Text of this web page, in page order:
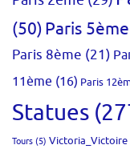
(50)Paris 5ème
Paris 8ème (21)
11ème (16) Paris
Statues
Tours (5) Victoria_Victoire